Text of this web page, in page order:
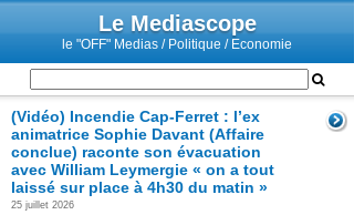
Le Mediascope
le "OFF" Medias / Politique / Economie
(Vidéo) Incendie Cap-Ferret : l’ex
animatrice Sophie Davant (Affaire
conclue) raconte son évacuation
avec William Leymergie « on a tout
laissé sur place à 4h30 du matin »
25 juillet 2026